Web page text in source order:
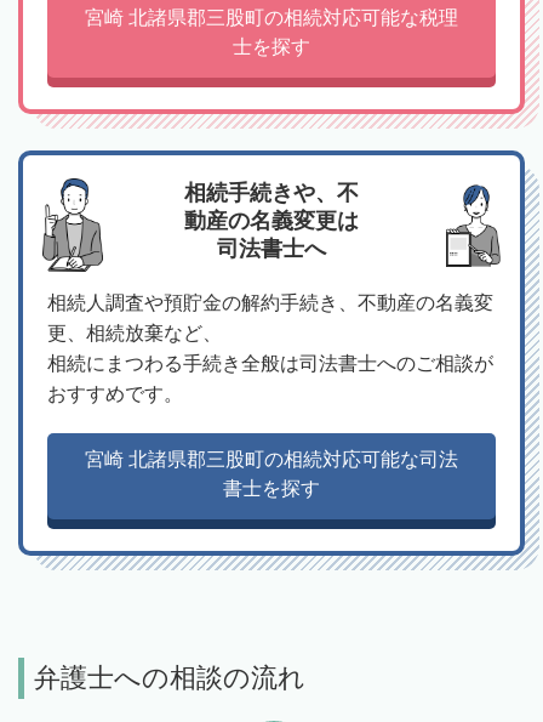
宮崎 北諸県郡三股町の相続対応可能な税理
士を探す
相続手続きや、不
動産の名義変更は
司法書士へ
相続人調査や預貯金の解約手続き、不動産の名義変
更、相続放棄など、
相続にまつわる手続き全般は司法書士へのご相談が
おすすめです。
宮崎 北諸県郡三股町の相続対応可能な司法
書士を探す
弁護士への相談の流れ